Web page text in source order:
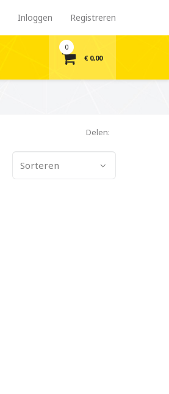
Inloggen Registreren
0
€ 0,00
Delen:
Sorteren